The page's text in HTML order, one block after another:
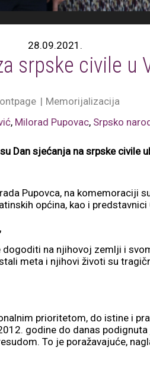
28.09.2021.
srpske civile u
Memorijalizacija
, Milorad Pupovac, Srpsko
Dan sjećanja na srpske civile
Pupovca, na komemoraciji
općina, kao i predstavnici
na njihovoj zemlji i
meta i njihovi životi su
prioritetom, do istine i
godine do danas
To je poražavajuće,